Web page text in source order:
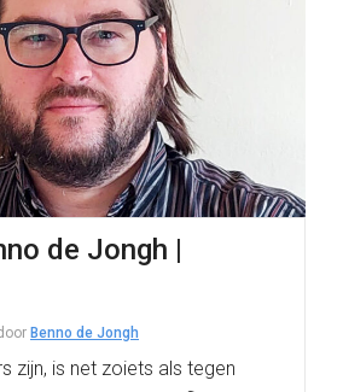
de Jongh |
Benno de Jongh
zijn, is net zoiets als tegen